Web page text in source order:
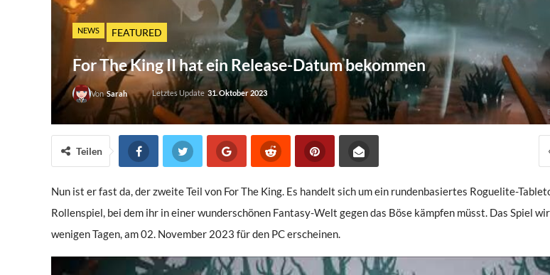
NEWS FEATURED
For The King II hat ein Release-Datum bekommen
VonSarah Letztes Update 31. Oktober 2023
Teilen
Nun ist er fast da, der zweite Teil von For The King. Es handelt sich um ein rundenbasiertes Roguelite-
Rollenspiel, bei dem ihr in einer wunderschönen Fantasy-Welt gegen das Böse kämpfen müsst. Das Spiel
wenigen Tagen, am 02. November 2023 für den PC erscheinen.